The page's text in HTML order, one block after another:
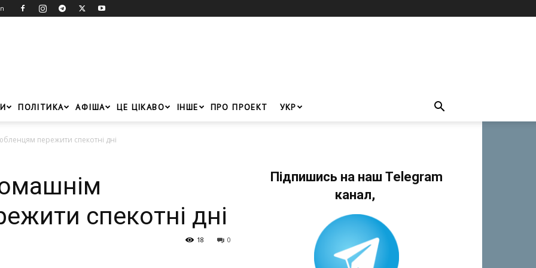
ПОЛІТИКА АФІША ЦЕ ЦІКАВО ІНШЕ ПРО ПРОЕКТ УКР
пережити спекотні дні
спекотні дні
0
18
Підпишись на наш Telegram
канал,